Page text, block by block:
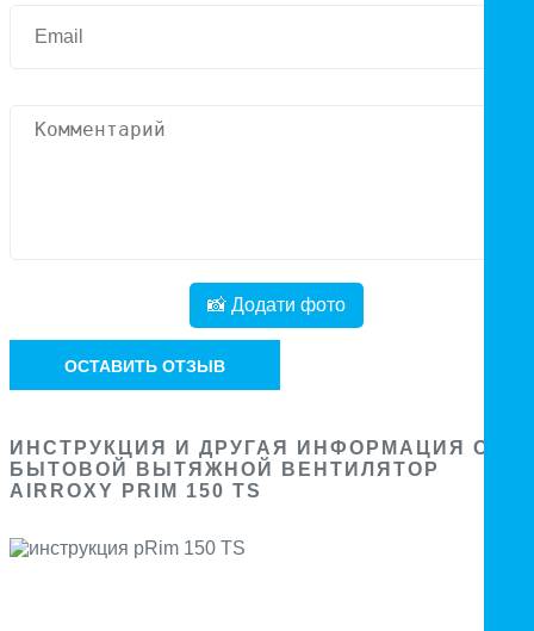
📸 Додати фото
ОСТАВИТЬ ОТЗЫВ
ИНСТРУКЦИЯ И ДРУГАЯ ИНФОРМАЦИЯ О
БЫТОВОЙ ВЫТЯЖНОЙ ВЕНТИЛЯТОР
AIRROXY PRIM 150 TS